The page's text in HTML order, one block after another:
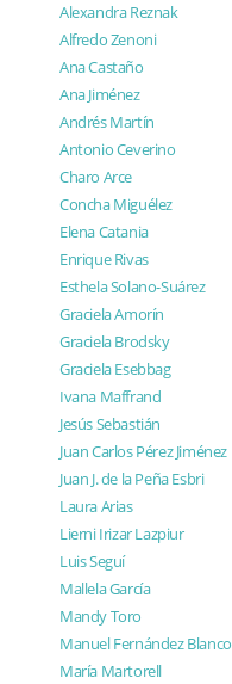
Alexandra Reznak
Alfredo Zenoni
Ana Castaño
Ana Jiménez
Andrés Martín
Antonio Ceverino
Charo Arce
Concha Miguélez
Elena Catania
Enrique Rivas
Esthela Solano-Suárez
Graciela Amorín
Graciela Brodsky
Graciela Esebbag
Ivana Maffrand
Jesús Sebastián
Juan Carlos Pérez Jiménez
Juan J. de la Peña Esbri
Laura Arias
Lierni Irizar Lazpiur
Luis Seguí
Mallela García
Mandy Toro
Manuel Fernández Blanco
María Martorell